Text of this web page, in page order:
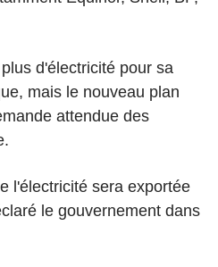
d'électricité pour sa
mais le nouveau plan
attendue des
l'électricité sera exportée
le gouvernement dans